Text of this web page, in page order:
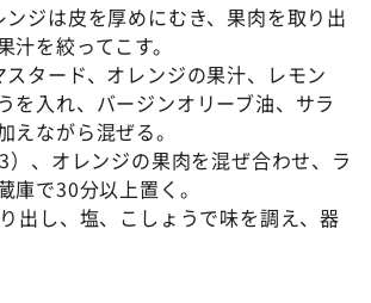
ンジは皮を厚めにむき、果肉を取り出
汁を絞ってこす。
スタード、オレンジの果汁、レモン
を入れ、バージンオリーブ油、サラ
えながら混ぜる。
）、オレンジの果肉を混ぜ合わせ、ラ
庫で30分以上置く。
出し、塩、こしょうで味を調え、器